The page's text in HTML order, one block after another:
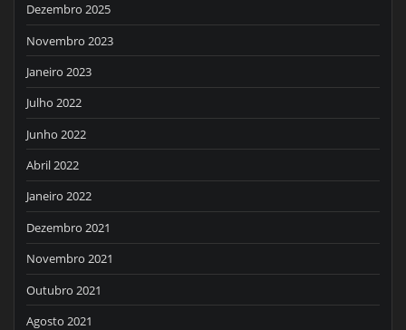
Dezembro 2025
Novembro 2023
Janeiro 2023
Julho 2022
Junho 2022
Abril 2022
Janeiro 2022
Dezembro 2021
Novembro 2021
Outubro 2021
Agosto 2021